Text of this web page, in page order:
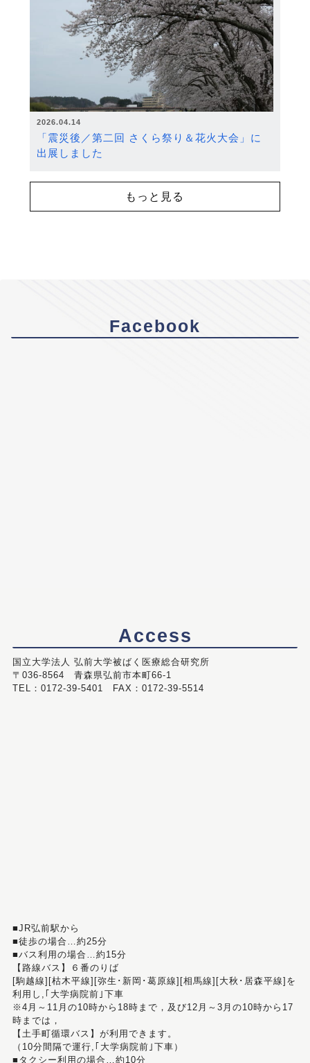
2026.04.14
「震災後／第二回 さくら祭り＆花火大会」に
出展しました
もっと見る
Facebook
Access
国立大学法人 弘前大学被ばく医療総合研究所
〒036-8564 青森県弘前市本町66-1
TEL：0172-39-5401 FAX：0172-39-5514
■JR弘前駅から
■徒歩の場合…約25分
■バス利用の場合…約15分
【路線バス】６番のりば
[駒越線][枯木平線][弥生･新岡･葛原線][相馬線][大秋･居森平線]を
利用し,｢大学病院前｣下車
※4月～11月の10時から18時まで，及び12月～3月の10時から17
時までは，
【土手町循環バス】が利用できます。
（10分間隔で運行,｢大学病院前｣下車）
■タクシー利用の場合…約10分